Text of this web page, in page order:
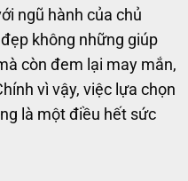
ngũ hành của chủ
không những giúp
còn đem lại may mắn,
vì vậy, việc lựa chọn
là một điều hết sức